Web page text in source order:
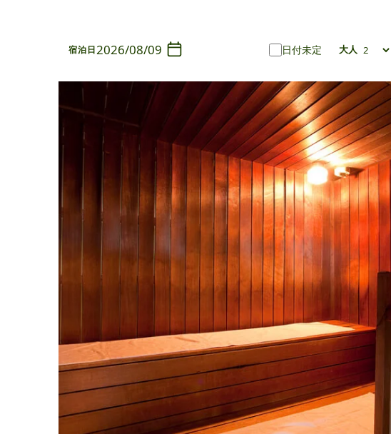
宿泊日2026/08/09 日付未定 大人